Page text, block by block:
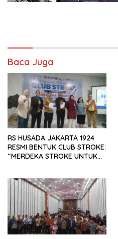
Baca Juga
RS HUSADA JAKARTA 1924
RESMI BENTUK CLUB STROKE:
“MERDEKA STROKE UNTUK